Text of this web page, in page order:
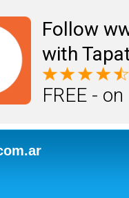
Follow
with
FREE -